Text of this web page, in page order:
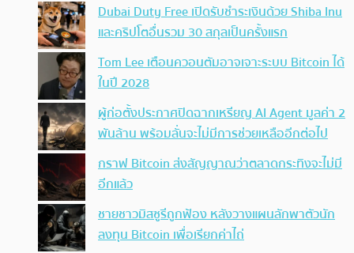
Dubai Duty Free เปิดรับชำระเงินด้วย Shiba Inu
และคริปโตอื่นรวม 30 สกุลเป็นครั้งแรก
Tom Lee เตือนควอนตัมอาจเจาะระบบ Bitcoin ได้
ในปี 2028
ผู้ก่อตั้งประกาศปิดฉากเหรียญ AI Agent มูลค่า 2
พันล้าน พร้อมลั่นจะไม่มีการช่วยเหลืออีกต่อไป
กราฟ Bitcoin ส่งสัญญาณว่าตลาดกระทิงจะไม่มี
อีกแล้ว
ชายชาวมิสซูรีถูกฟ้อง หลังวางแผนลักพาตัวนัก
ลงทุน Bitcoin เพื่อเรียกค่าไถ่